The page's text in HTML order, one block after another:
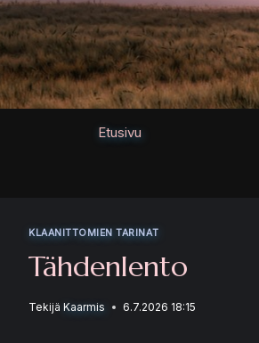
Siirry
sisältöön
Etusivu
KLAANITTOMIEN TARINAT
Tähdenlento
Tekijä Kaarmis 6.7.2026 18:15